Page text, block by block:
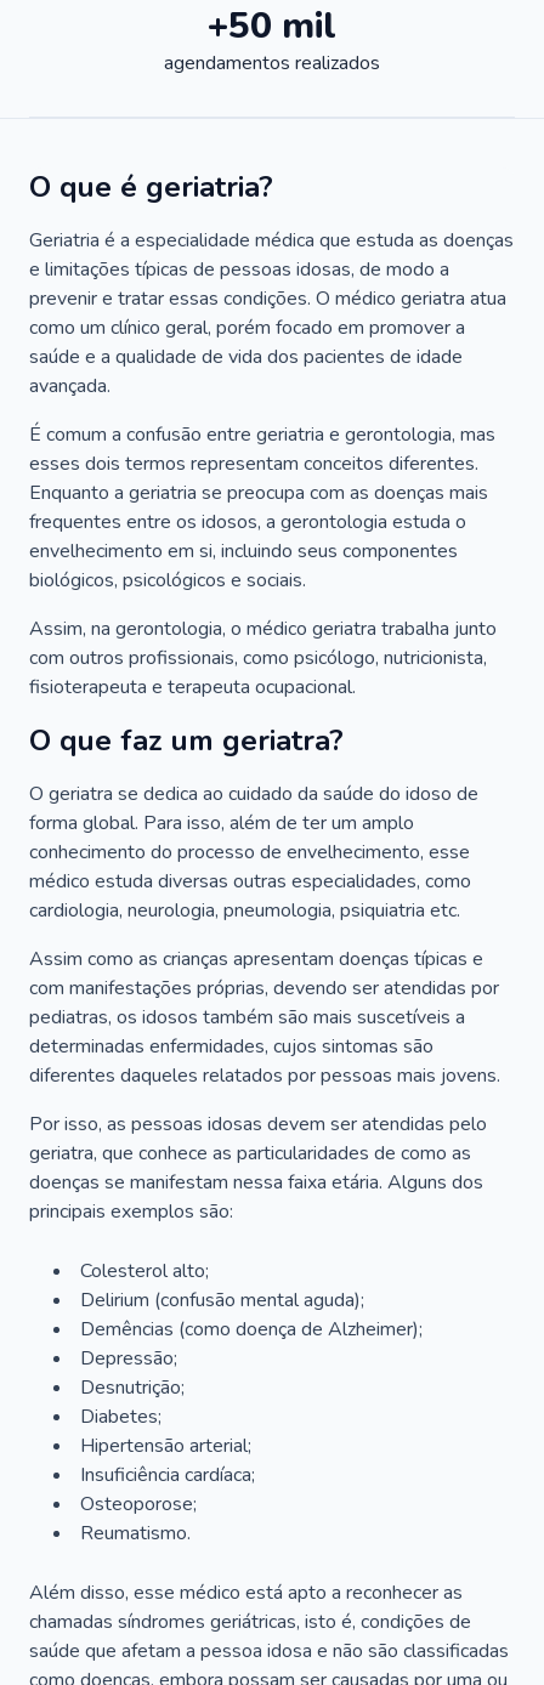
+50 mil
agendamentos realizados
O que é geriatria?
Geriatria é a especialidade médica que estuda as doenças
e limitações típicas de pessoas idosas, de modo a
prevenir e tratar essas condições. O médico geriatra atua
como um clínico geral, porém focado em promover a
saúde e a qualidade de vida dos pacientes de idade
avançada.
É comum a confusão entre geriatria e gerontologia, mas
esses dois termos representam conceitos diferentes.
Enquanto a geriatria se preocupa com as doenças mais
frequentes entre os idosos, a gerontologia estuda o
envelhecimento em si, incluindo seus componentes
biológicos, psicológicos e sociais.
Assim, na gerontologia, o médico geriatra trabalha junto
com outros profissionais, como psicólogo, nutricionista,
fisioterapeuta e terapeuta ocupacional.
O que faz um geriatra?
O geriatra se dedica ao cuidado da saúde do idoso de
forma global. Para isso, além de ter um amplo
conhecimento do processo de envelhecimento, esse
médico estuda diversas outras especialidades, como
cardiologia, neurologia, pneumologia, psiquiatria etc.
Assim como as crianças apresentam doenças típicas e
com manifestações próprias, devendo ser atendidas por
pediatras, os idosos também são mais suscetíveis a
determinadas enfermidades, cujos sintomas são
diferentes daqueles relatados por pessoas mais jovens.
Por isso, as pessoas idosas devem ser atendidas pelo
geriatra, que conhece as particularidades de como as
doenças se manifestam nessa faixa etária. Alguns dos
principais exemplos são:
Colesterol alto;
Delirium (confusão mental aguda);
Demências (como doença de Alzheimer);
Depressão;
Desnutrição;
Diabetes;
Hipertensão arterial;
Insuficiência cardíaca;
Osteoporose;
Reumatismo.
Além disso, esse médico está apto a reconhecer as
chamadas síndromes geriátricas, isto é, condições de
saúde que afetam a pessoa idosa e não são classificadas